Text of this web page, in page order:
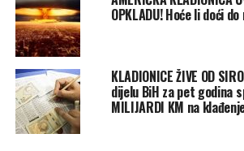
OPKLADU! Hoće li doći
KLADIONICE ŽIVE OD
dijelu BiH za pet godina
MILIJARDI KM na